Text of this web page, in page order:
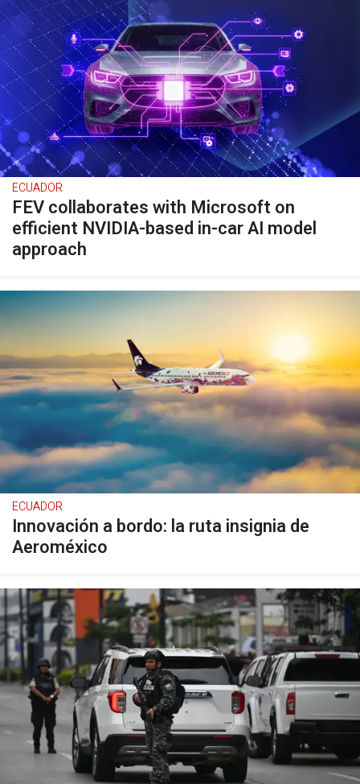
ECUADOR
FEV collaborates with Microsoft on
efficient NVIDIA-based in-car AI model
approach
ECUADOR
Innovación a bordo: la ruta insignia de
Aeroméxico